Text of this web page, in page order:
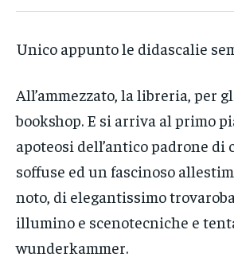
Unico appunto le didascalie
All’ammezzato, la libreria, per
bookshop. E si arriva al primo
apoteosi dell’antico padrone di
soffuse ed un fascinoso
noto, di elegantissimo
illumino e scenotecniche e
wunderkammer.